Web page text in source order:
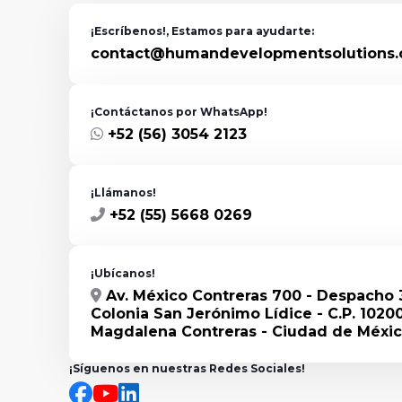
¡Escríbenos!, Estamos para ayudarte:
¡Contáctanos por WhatsApp!
+52 (56) 3054 2123
¡Llámanos!
+52 (55) 5668 0269
¡Ubícanos!
Av. México Contreras 700 - Despacho
Colonia San Jerónimo Lídice - C.P.
Magdalena Contreras - Ciudad de
¡Síguenos en nuestras Redes Sociales!